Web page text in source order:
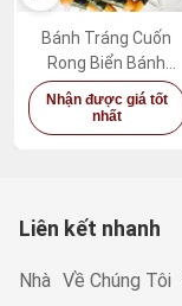
Bánh Tráng Cuốn
Rong Biển Bánh
Tráng Giòn Ngon
Bánh Tráng Cuốn
Nhận được giá tốt
nhất
Liên kết nhanh
Nhà Về Chúng Tôi